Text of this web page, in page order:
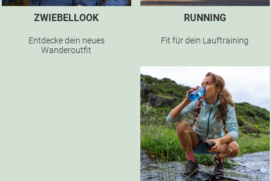
ZWIEBELLOOK
Entdecke dein neues
Wanderoutfit
RUNNING
Fit für dein Lauftraining